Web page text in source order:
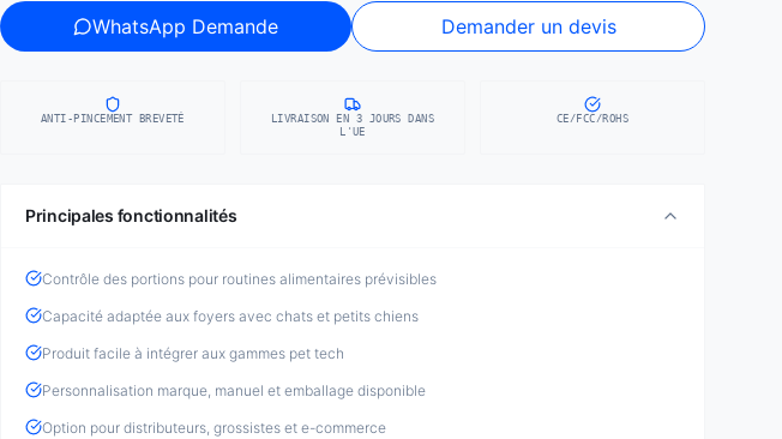
WhatsApp Demande Demander un devis
ANTI-PINCEMENT BREVETÉ
LIVRAISON EN 3 JOURS DANS
L'UE
CE/FCC/ROHS
Principales fonctionnalités
Contrôle des portions pour routines alimentaires prévisibles
Capacité adaptée aux foyers avec chats et petits chiens
Produit facile à intégrer aux gammes pet tech
Personnalisation marque, manuel et emballage disponible
Option pour distributeurs, grossistes et e-commerce